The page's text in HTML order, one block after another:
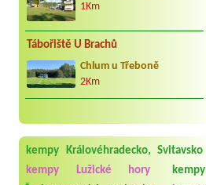
1Km
Tábořiště U Brachů
Chlum u Třeboně
2Km
kempy Královéhradecko, Svitavsko
kempy Lužické hory
kempy